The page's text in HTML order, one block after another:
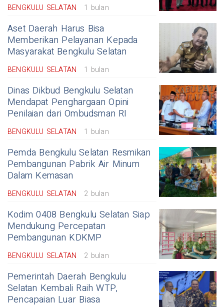
BENGKULU SELATAN 1 bulan
Aset Daerah Harus Bisa
Memberikan Pelayanan Kepada
Masyarakat Bengkulu Selatan
BENGKULU SELATAN 1 bulan
Dinas Dikbud Bengkulu Selatan
Mendapat Penghargaan Opini
Penilaian dari Ombudsman RI
BENGKULU SELATAN 1 bulan
Pemda Bengkulu Selatan Resmikan
Pembangunan Pabrik Air Minum
Dalam Kemasan
BENGKULU SELATAN 2 bulan
Kodim 0408 Bengkulu Selatan Siap
Mendukung Percepatan
Pembangunan KDKMP
BENGKULU SELATAN 2 bulan
Pemerintah Daerah Bengkulu
Selatan Kembali Raih WTP,
Pencapaian Luar Biasa